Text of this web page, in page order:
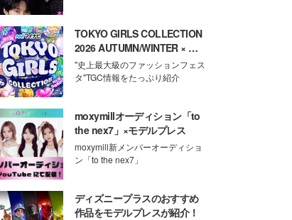
TOKYO GIRLS COLLECTION
2026 AUTUMN/WINTER × モ
デルプレス
"史上最大級のファッションフェス
タ"TGC情報をたっぷり紹介
moxymillオーディション「to
the nex7」×モデルプレス
moxymill新メンバーオーディショ
ン「to the nex7」
ディズニープラスのおすすめ
作品をモデルプレスが紹介！